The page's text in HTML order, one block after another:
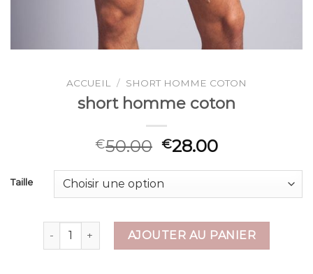
ACCUEIL / SHORT HOMME COTON
short homme coton
€50.00 €28.00
Taille
quantité de short homme coton
AJOUTER AU PANIER